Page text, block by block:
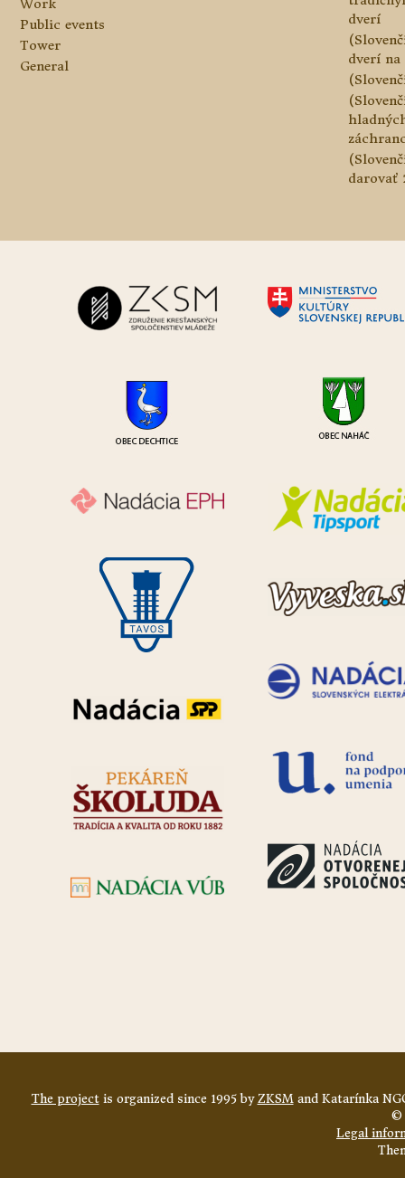
Work
Public events
Tower
General
dverí
dverí na
darovať
The projectis organized since 1995 byZKSMand Katarínka
©
Legal